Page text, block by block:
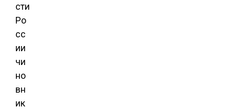
сти
Ро
сс
ии
чи
но
вн
ик